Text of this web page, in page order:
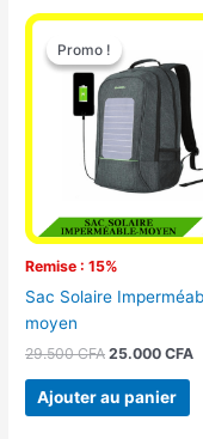
Promo !
Remise : 15%
Promo !
Sac Solaire
moyen
29.500CFA
Le
prix
initial
était :
29.500 CFA.
25.000CFA
Ajouter au panier